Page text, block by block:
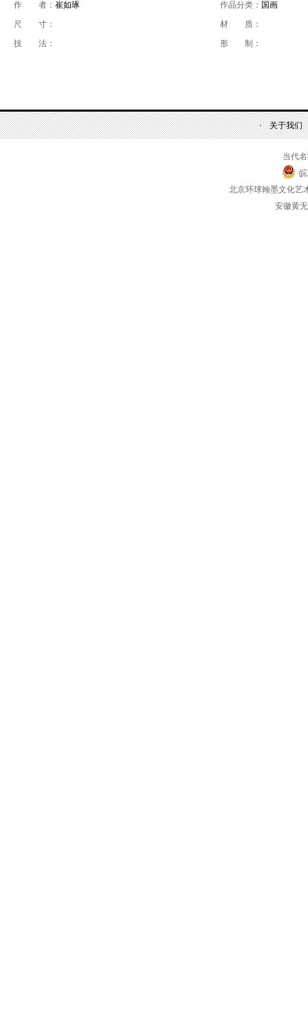
作 者： 崔如琢 作品分类： 国画
尺 寸：
材 质：
技 法：
形 制：
关于我们
当代
北京环球翰墨文化艺
安徽黄